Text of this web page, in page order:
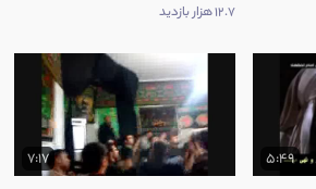
12.7 هزار بازدید
5:49
7:17